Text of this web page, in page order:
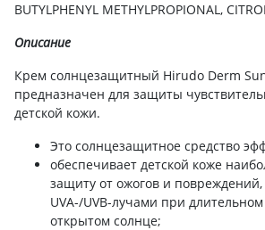
BUTYLPHENYL METHYLPROPIONAL,
Описание
Крем солнцезащитный Hirudo Derm
предназначен для защиты
детской кожи.
Это солнцезащитное средство
обеспечивает детской коже
защиту от ожогов и
UVA-/UVВ-лучами при
открытом солнце;